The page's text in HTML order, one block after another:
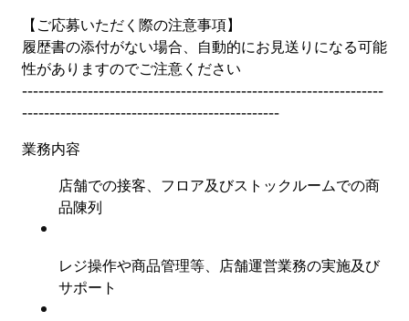
【ご応募いただく際の注意事項】
履歴書の添付がない場合、自動的にお見送りになる可能
性がありますのでご注意ください
------------------------------------------------------------------
-----------------------------------------------
業務内容
店舗での接客、フロア及びストックルームでの商
品陳列
レジ操作や商品管理等、店舗運営業務の実施及び
サポート